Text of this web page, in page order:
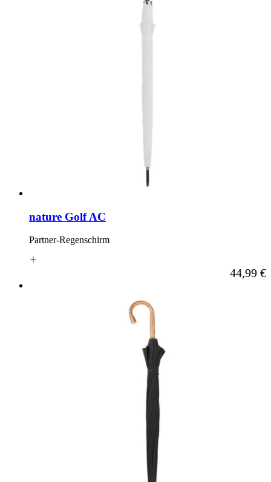
nature Golf AC
Partner-Regenschirm
Ab
44,99 €